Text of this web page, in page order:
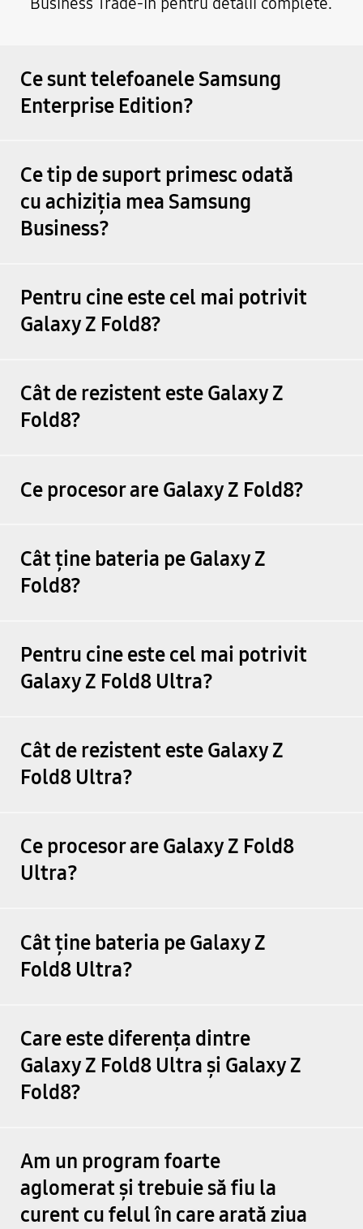
Ce sunt telefoanele Samsung
Enterprise Edition?
Ce tip de suport primesc odată
cu achiziția mea Samsung
Business?
Pentru cine este cel mai potrivit
Galaxy Z Fold8?
Cât de rezistent este Galaxy Z
Fold8?
Ce procesor are Galaxy Z Fold8?
Cât ține bateria pe Galaxy Z
Fold8?
Pentru cine este cel mai potrivit
Galaxy Z Fold8 Ultra?
Cât de rezistent este Galaxy Z
Fold8 Ultra?
Ce procesor are Galaxy Z Fold8
Ultra?
Cât ține bateria pe Galaxy Z
Fold8 Ultra?
Care este diferența dintre
Galaxy Z Fold8 Ultra și Galaxy Z
Fold8?
Am un program foarte
aglomerat și trebuie să fiu la
curent cu felul în care arată ziua